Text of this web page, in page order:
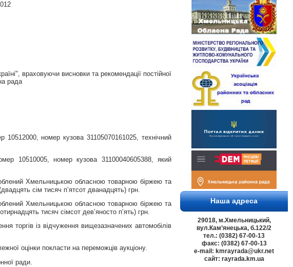
Наша адреса
29018, м.Хмельницький,
вул.Кам’янецька, б.122/2
тел.: (0382) 67-00-13
факс: (0382) 67-00-13
e-mail: kmrayrada@ukr.net
сайт: rayrada.km.ua
враховуючи висновки та рекомендації постійної
рада
номер кузова 31105070161025, технічний
10510005, номер кузова 31100040605388, який
Хмельницькою обласною товарною біржею та
сім тисяч п’ятсот дванадцять) грн.
Хмельницькою обласною товарною біржею та
тисяч сімсот дев’яносто п’ять) грн.
торгів із відчуження вищезазначених автомобілів
оцінки покласти на переможців аукціону.
ради.